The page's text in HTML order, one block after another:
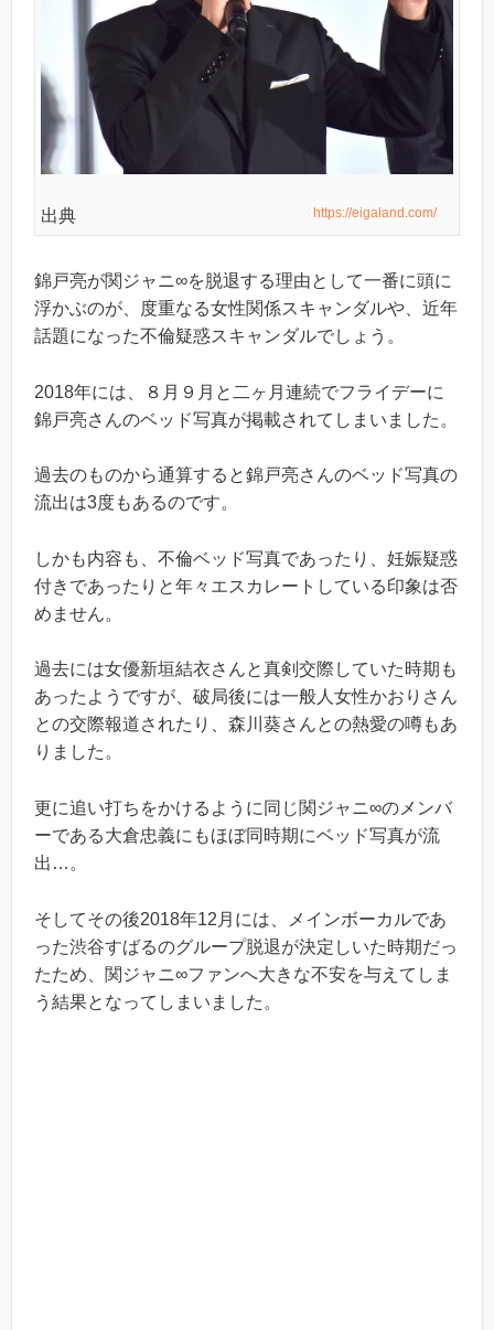
出典 https://eigaland.com/
錦戸亮が関ジャニ∞を脱退する理由として一番に頭に
浮かぶのが、度重なる女性関係スキャンダルや、近年
話題になった不倫疑惑スキャンダルでしょう。
2018年には、８月９月と二ヶ月連続でフライデーに
錦戸亮さんのベッド写真が掲載されてしまいました。
過去のものから通算すると錦戸亮さんのベッド写真の
流出は3度もあるのです。
しかも内容も、不倫ベッド写真であったり、妊娠疑惑
付きであったりと年々エスカレートしている印象は否
めません。
過去には女優新垣結衣さんと真剣交際していた時期も
あったようですが、破局後には一般人女性かおりさん
との交際報道されたり、森川葵さんとの熱愛の噂もあ
りました。
更に追い打ちをかけるように同じ関ジャニ∞のメンバ
ーである大倉忠義にもほぼ同時期にベッド写真が流
出…。
そしてその後2018年12月には、メインボーカルであ
った渋谷すばるのグループ脱退が決定しいた時期だっ
たため、関ジャニ∞ファンへ大きな不安を与えてしま
う結果となってしまいました。